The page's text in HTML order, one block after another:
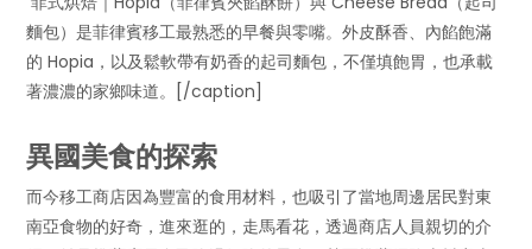
麵包）是菲律賓移工最熟悉的早餐與零嘴。外皮酥香、內餡飽滿
的 Hopia，以及鬆軟帶有奶香的起司麵包，不僅填飽胃，也承載
著濃濃的家鄉味道。[/caption]
異國美食的探索
而今移工商店因為豐富的食用材料，也吸引了當地周邊居民對東
南亞食物的好奇，進來逛的，走馬看花，透過商店人員親切的介